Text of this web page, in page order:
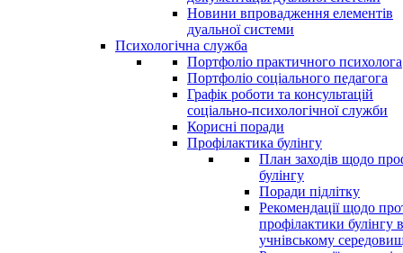
Новини впровадження елементів
дуальної системи
Психологічна служба
Портфоліо практичного психолога
Портфоліо соціального педагога
Графік роботи та консультацій
соціально-психологічної служби
Корисні поради
Профілактика булінгу
План заходів щодо
булінгу
Поради підлітку
Рекомендації щодо
профілактики булінгу в
учнівському